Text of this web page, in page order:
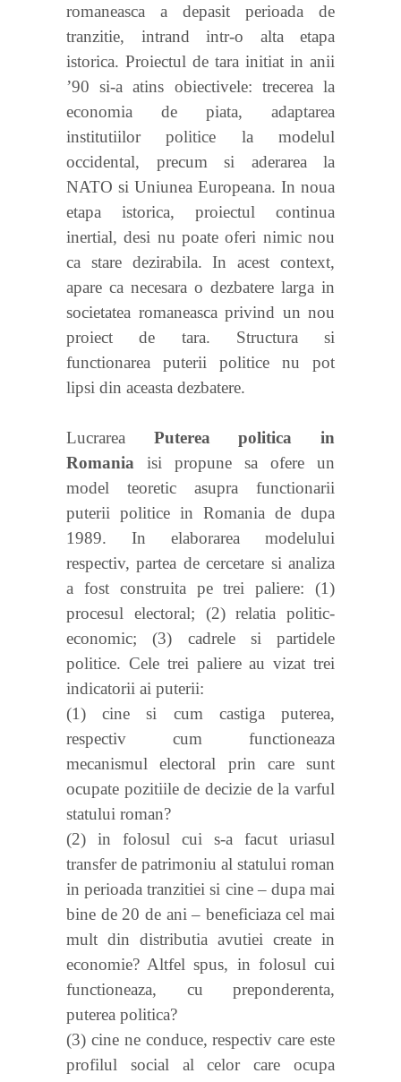
romaneasca a depasit perioada de
tranzitie, intrand intr-o alta etapa
istorica. Proiectul de tara initiat in anii
’90 si-a atins obiectivele: trecerea la
economia de piata, adaptarea
institutiilor politice la modelul
occidental, precum si aderarea la
NATO si Uniunea Europeana. In noua
etapa istorica, proiectul continua
inertial, desi nu poate oferi nimic nou
ca stare dezirabila. In acest context,
apare ca necesara o dezbatere larga in
societatea romaneasca privind un nou
proiect de tara. Structura si
functionarea puterii politice nu pot
lipsi din aceasta dezbatere.
Lucrarea Puterea politica in
Romania isi propune sa ofere un
model teoretic asupra functionarii
puterii politice in Romania de dupa
1989. In elaborarea modelului
respectiv, partea de cercetare si analiza
a fost construita pe trei paliere: (1)
procesul electoral; (2) relatia politic-
economic; (3) cadrele si partidele
politice. Cele trei paliere au vizat trei
indicatorii ai puterii:
(1) cine si cum castiga puterea,
respectiv cum functioneaza
mecanismul electoral prin care sunt
ocupate pozitiile de decizie de la varful
statului roman?
(2) in folosul cui s-a facut uriasul
transfer de patrimoniu al statului roman
in perioada tranzitiei si cine – dupa mai
bine de 20 de ani – beneficiaza cel mai
mult din distributia avutiei create in
economie? Altfel spus, in folosul cui
functioneaza, cu preponderenta,
puterea politica?
(3) cine ne conduce, respectiv care este
profilul social al celor care ocupa